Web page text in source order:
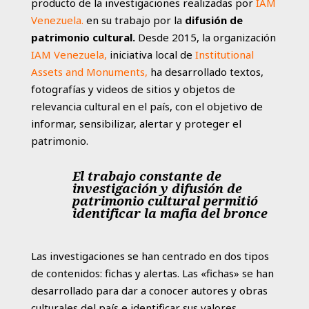
Venezuela. en su trabajo por la difusión de
patrimonio cultural.Desde 2015, la organización
IAM Venezuela, iniciativa local de Institutional
Assets and Monuments, ha desarrollado textos,
fotografías y videos de sitios y objetos de
relevancia cultural en el país, con el objetivo de
informar, sensibilizar, alertar y proteger el
patrimonio.
El trabajo constante de
investigación y difusión de
patrimonio cultural permitió
identificar la mafia del bronce
Las investigaciones se han centrado en dos tipos
de contenidos: fichas y alertas. Las «fichas» se han
desarrollado para dar a conocer autores y obras